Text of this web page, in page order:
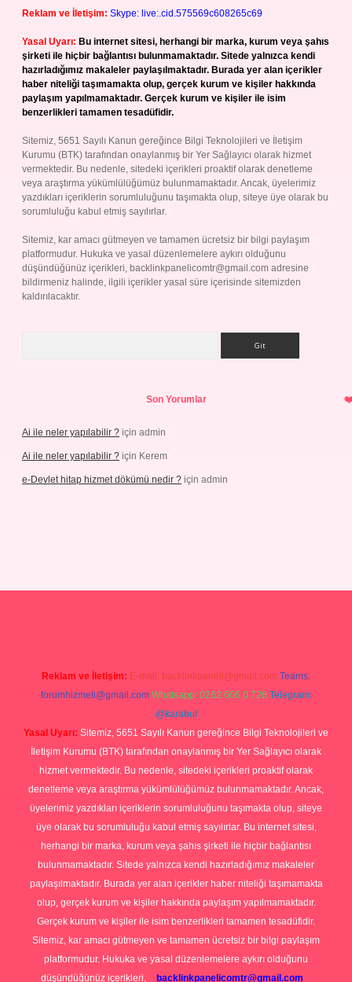
Reklam ve İletişim: Skype: live:.cid.575569c608265c69
Yasal Uyarı: Bu internet sitesi, herhangi bir marka, kurum veya şahıs
şirketi ile hiçbir bağlantısı bulunmamaktadır. Sitede yalnızca kendi
hazırladığımız makaleler paylaşılmaktadır. Burada yer alan içerikler
haber niteliği taşımamakta olup, gerçek kurum ve kişiler hakkında
paylaşım yapılmamaktadır. Gerçek kurum ve kişiler ile isim
benzerlikleri tamamen tesadüfidir.
Sitemiz, 5651 Sayılı Kanun gereğince Bilgi Teknolojileri ve İletişim
Kurumu (BTK) tarafından onaylanmış bir Yer Sağlayıcı olarak hizmet
vermektedir. Bu nedenle, sitedeki içerikleri proaktif olarak denetleme
veya araştırma yükümlülüğümüz bulunmamaktadır. Ancak, üyelerimiz
yazdıkları içeriklerin sorumluluğunu taşımakta olup, siteye üye olarak bu
sorumluluğu kabul etmiş sayılırlar.
Sitemiz, kar amacı gütmeyen ve tamamen ücretsiz bir bilgi paylaşım
platformudur. Hukuka ve yasal düzenlemelere aykırı olduğunu
düşündüğünüz içerikleri, backlinkpanelicomtr@gmail.com adresine
bildirmeniz halinde, ilgili içerikler yasal süre içerisinde sitemizden
kaldırılacaktır.
Son Yorumlar
Ai ile neler yapılabilir ? için admin
Ai ile neler yapılabilir ? için Kerem
e-Devlet hitap hizmet dökümü nedir ? için admin
Reklam ve İletişim: E-mail: backlinkpaneli@gmail.com Teams:
forumhizmeti@gmail.com Whatsapp: 0262 606 0 726 Telegram:
@karabul
Yasal Uyarı: Sitemiz, 5651 Sayılı Kanun gereğince Bilgi Teknolojileri ve
İletişim Kurumu (BTK) tarafından onaylanmış bir Yer Sağlayıcı olarak
hizmet vermektedir. Bu nedenle, sitedeki içerikleri proaktif olarak
denetleme veya araştırma yükümlülüğümüz bulunmamaktadır. Ancak,
üyelerimiz yazdıkları içeriklerin sorumluluğunu taşımakta olup, siteye
üye olarak bu sorumluluğu kabul etmiş sayılırlar. Bu internet sitesi,
herhangi bir marka, kurum veya şahıs şirketi ile hiçbir bağlantısı
bulunmamaktadır. Sitede yalnızca kendi hazırladığımız makaleler
paylaşılmaktadır. Burada yer alan içerikler haber niteliği taşımamakta
olup, gerçek kurum ve kişiler hakkında paylaşım yapılmamaktadır.
Gerçek kurum ve kişiler ile isim benzerlikleri tamamen tesadüfidir.
Sitemiz, kar amacı gütmeyen ve tamamen ücretsiz bir bilgi paylaşım
platformudur. Hukuka ve yasal düzenlemelere aykırı olduğunu
düşündüğünüz içerikleri,
backlinkpanelicomtr@gmail.com